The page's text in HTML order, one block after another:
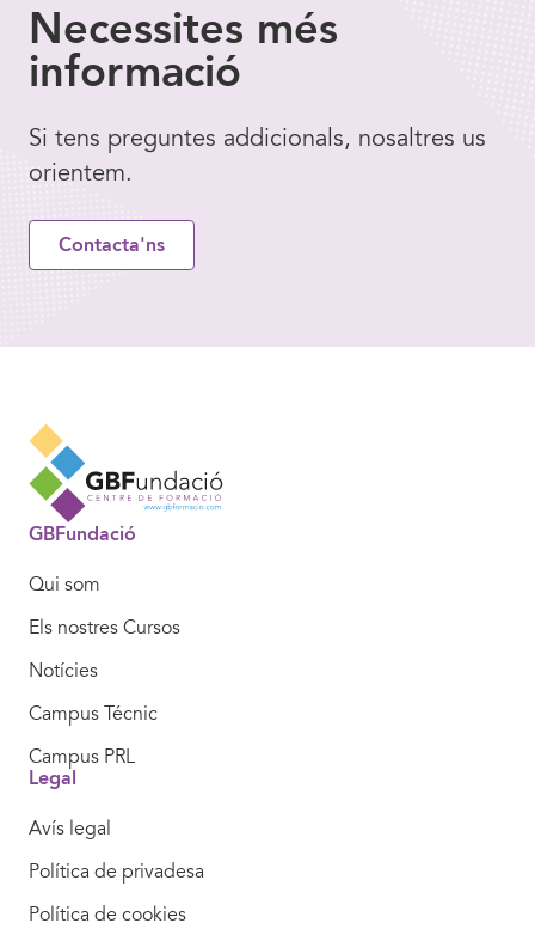
Necessites més
informació
Si tens preguntes addicionals, nosaltres us
orientem.
Contacta'ns
GBFundació
Qui som
Els nostres Cursos
Notícies
Campus Técnic
Campus PRL
Legal
Avís legal
Política de privadesa
Política de cookies